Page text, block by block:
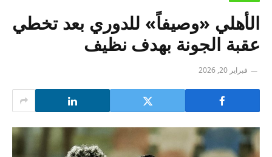
الأهلي «وصيفاً» للدوري بعد تخطي
عقبة الجونة بهدف نظيف
فبراير 20, 2026